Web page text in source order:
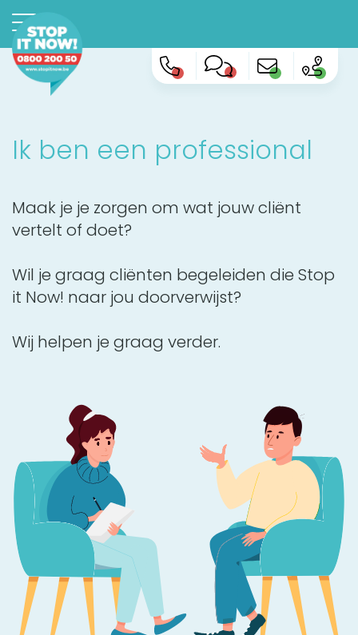
Ik ben een professional
Maak je je zorgen om wat jouw cliënt
vertelt of doet?
Wil je graag cliënten begeleiden die Stop
it Now! naar jou doorverwijst?
Wij helpen je graag verder.